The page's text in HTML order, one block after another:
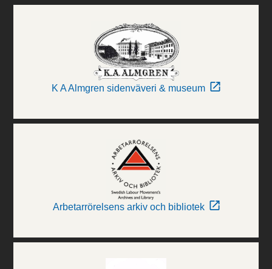
K A Almgren sidenväveri & museum
Arbetarrörelsens arkiv och bibliotek